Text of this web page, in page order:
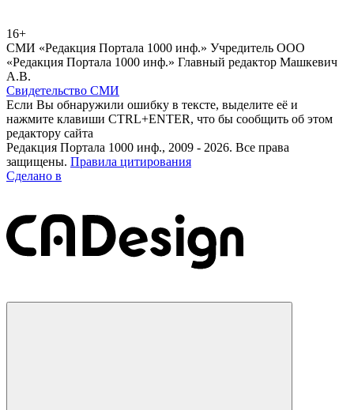
16+
СМИ «Редакция Портала 1000 инф.» Учредитель ООО
«Редакция Портала 1000 инф.» Главный редактор Машкевич
А.В.
Свидетельство СМИ
Если Вы обнаружили ошибку в тексте, выделите её и
нажмите клавиши CTRL+ENTER, что бы сообщить об этом
редактору сайта
Редакция Портала 1000 инф., 2009 - 2026. Все права
защищены. Правила цитирования
Сделано в